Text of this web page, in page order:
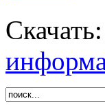
Скачать: